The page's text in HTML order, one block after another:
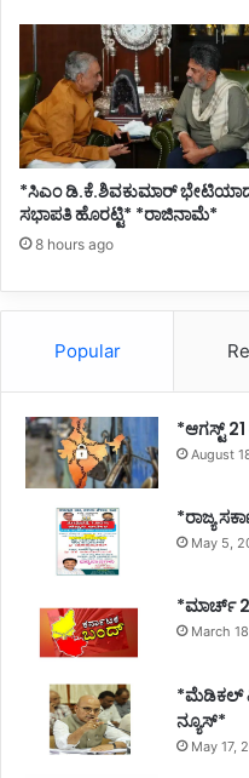
*ಸಿಎಂ ಡಿ.ಕೆ.ಶಿವಕುಮಾರ್
ಸಭಾಪತಿ ಹೊರಟ್ಟಿ* *ರಾಜಿನಾಮೆ*
8 hours ago
Popular
*ಆಗಸ್ಟ್
August
*ರಾಜ್ಯ
May 5,
*ಮಾರ್ಚ್
March
*ಮೆಡಿಕಲ್
ನ್ಯೂಸ್*
May 17,